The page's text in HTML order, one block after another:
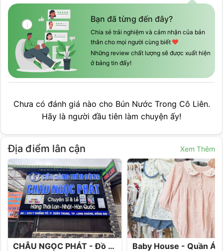
Bạn đã từng đến đây?
Chia sẻ trải nghiệm và cảm nhận của bản
thân cho mọi người cùng biết
Những review chất lượng sẽ được xuất hiện
ở bảng tin đấy!
Chưa có đánh giá nào cho Bún Nước Trong Cô Liên.
Hãy là người đầu tiên làm chuyện ấy!
Địa điểm lân cận Xem Thêm
CHÂU NGỌC PHÁT - Đồ tiêu dùng Thái, Nhật, Hàn